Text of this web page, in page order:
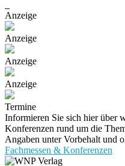
Anzeige
Anzeige
Anzeige
Anzeige
Termine
Informieren Sie sich hier über
Konferenzen rund um die
Angaben unter Vorbehalt und
Fachmessen & Konferenzen